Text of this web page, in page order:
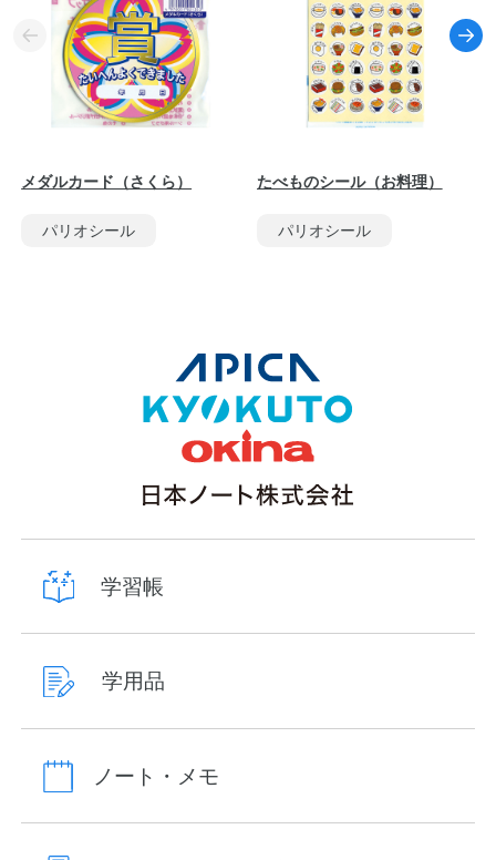
メダルカード（さくら）
パリオシール
たべものシール（お料理）
パリオシール
学習帳
学用品
ノート・メモ